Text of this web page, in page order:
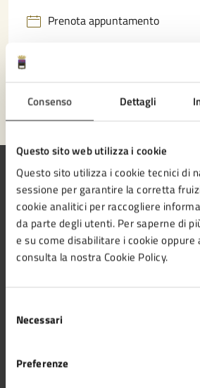
Consenso Dettagli
Questo sito web utilizza i cookie
Questo sito utilizza i cookie tecnici di
sessione per garantire la corretta
cookie analitici per raccogliere
da parte degli utenti. Per saperne di
e su come disabilitare i cookie
consulta la nostra Cookie Policy.
delNecessari
Preferenze
Prenota appuntamento
Problemi in città
Comune di Cesena
Aree amministrative
Enti e fondazioni